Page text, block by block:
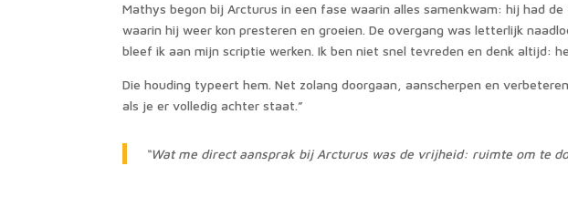
Mathys begon bij Arcturus in een fase waarin alles samenkwam: hij had
waarin hij weer kon presteren en groeien. De overgang was letterlijk
bleef ik aan mijn scriptie werken. Ik ben niet snel tevreden en denk altijd:
Die houding typeert hem. Net zolang doorgaan, aanscherpen en
als je er volledig achter staat.”
“Wat me direct aansprak bij Arcturus was de vrijheid: ruimte om te